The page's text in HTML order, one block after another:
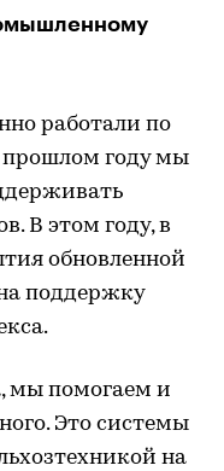
работали по
году мы
В этом году, в
обновленной
поддержку
мы помогаем и
Это системы
на